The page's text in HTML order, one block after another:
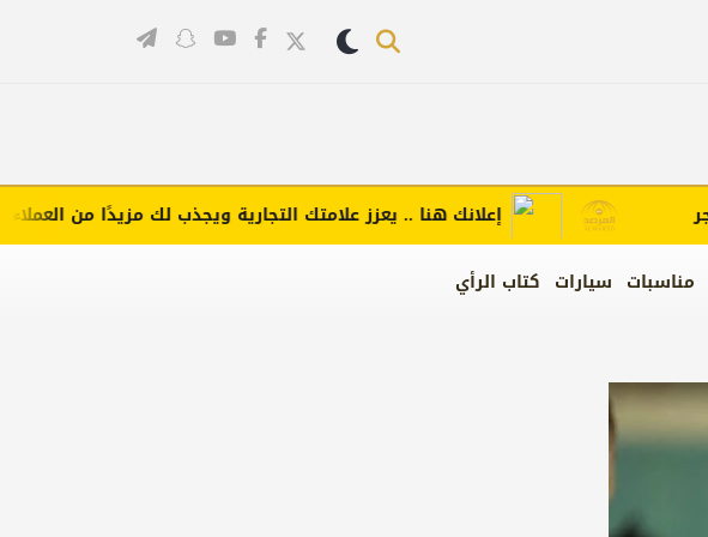
مناسبات سيارات كتاب الرأي
إعلانك هنا .. يعزز علامتك التجارية ويجذب لك مزيدًا من العملاء